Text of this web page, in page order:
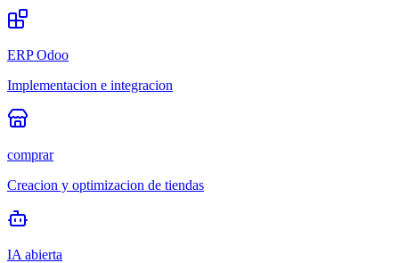
ERP Odoo
Implementacion e integracion
comprar
Creacion y optimizacion de tiendas
IA abierta